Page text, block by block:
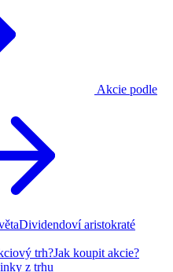
Akcie podle
Dividendoví aristokraté
trh?Jak koupit akcie?
z trhu